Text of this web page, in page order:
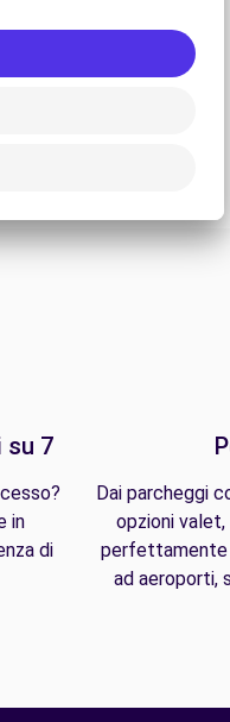
su 7
in
di
Dai parcheggi
opzioni
perfettamente
ad aeroporti,